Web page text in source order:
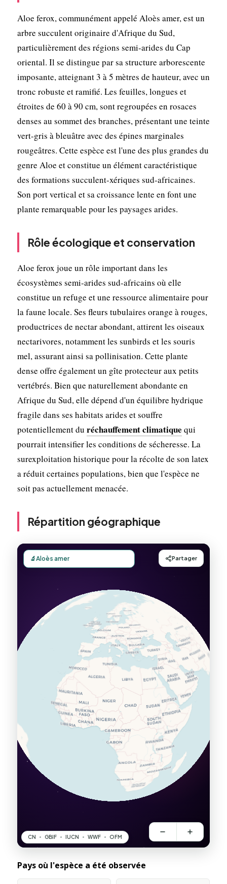
Aloe ferox, communément appelé Aloès amer, est un
arbre succulent originaire d'Afrique du Sud,
particulièrement des régions semi-arides du Cap
oriental. Il se distingue par sa structure arborescente
imposante, atteignant 3 à 5 mètres de hauteur, avec un
tronc robuste et ramifié. Les feuilles, longues et
étroites de 60 à 90 cm, sont regroupées en rosaces
denses au sommet des branches, présentant une teinte
vert-gris à bleuâtre avec des épines marginales
rougeâtres. Cette espèce est l'une des plus grandes du
genre Aloe et constitue un élément caractéristique
des formations succulent-xériques sud-africaines.
Son port vertical et sa croissance lente en font une
plante remarquable pour les paysages arides.
Rôle écologique et conservation
Aloe ferox joue un rôle important dans les
écosystèmes semi-arides sud-africains où elle
constitue un refuge et une ressource alimentaire pour
la faune locale. Ses fleurs tubulaires orange à rouges,
productrices de nectar abondant, attirent les oiseaux
nectarivores, notamment les sunbirds et les souris
mel, assurant ainsi sa pollinisation. Cette plante
dense offre également un gîte protecteur aux petits
vertébrés. Bien que naturellement abondante en
Afrique du Sud, elle dépend d'un équilibre hydrique
fragile dans ses habitats arides et souffre
potentiellement du réchauffement climatique qui
pourrait intensifier les conditions de sécheresse. La
surexploitation historique pour la récolte de son latex
a réduit certaines populations, bien que l'espèce ne
soit pas actuellement menacée.
Répartition géographique
Pays où l'espèce a été observée